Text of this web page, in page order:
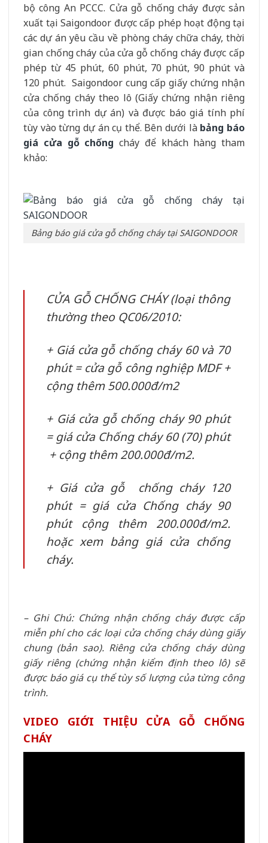
bộ công An PCCC. Cửa gỗ chống cháy được sản
xuất tại Saigondoor được cấp phép hoạt động tại
các dự án yêu cầu về phòng cháy chữa cháy, thời
gian chống cháy của cửa gỗ chống cháy được cấp
phép từ 45 phút, 60 phút, 70 phút, 90 phút và
120 phút. Saigondoor cung cấp giấy chứng nhận
cửa chống cháy theo lô (Giấy chứng nhận riêng
của công trình dự án) và được báo giá tính phí
tùy vào từng dự án cụ thể. Bên dưới là bảng báo
giá cửa gỗ chống cháy để khách hàng tham
khảo:
Bảng báo giá cửa gỗ chống cháy tại SAIGONDOOR
CỬA GỖ CHỐNG CHÁY (loại thông
thường theo QC06/2010:
+ Giá cửa gỗ chống cháy 60 và 70
phút = cửa gỗ công nghiệp MDF +
cộng thêm 500.000đ/m2
+ Giá cửa gỗ chống cháy 90 phút
= giá cửa Chống cháy 60 (70) phút
+ cộng thêm 200.000đ/m2.
+ Giá cửa gỗ chống cháy 120
phút = giá cửa Chống cháy 90
phút cộng thêm 200.000đ/m2.
hoặc xem bảng giá cửa chống
cháy.
– Ghi Chú: Chứng nhận chống cháy được cấp
miễn phí cho các loại cửa chống cháy dùng giấy
chung (bản sao). Riêng cửa chống cháy dùng
giấy riêng (chứng nhận kiểm định theo lô) sẽ
được báo giá cụ thể tùy số lượng của từng công
trình.
VIDEO GIỚI THIỆU CỬA GỖ CHỐNG
CHÁY